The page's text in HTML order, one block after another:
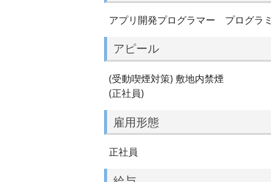
アプリ開発プログラマー プログラ
アピール
(受動喫煙対策) 敷地内禁煙
(正社員)
雇用形態
正社員